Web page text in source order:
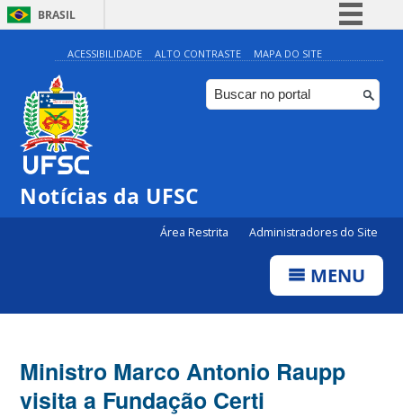
BRASIL
Simplifique!
Comunica BR
Participe
ACESSIBILIDADE ALTO CONTRASTE MAPA DO SITE
Notícias da UFSC
Área Restrita Administradores do Site
MENU
Ministro Marco Antonio Raupp
visita a Fundação Certi